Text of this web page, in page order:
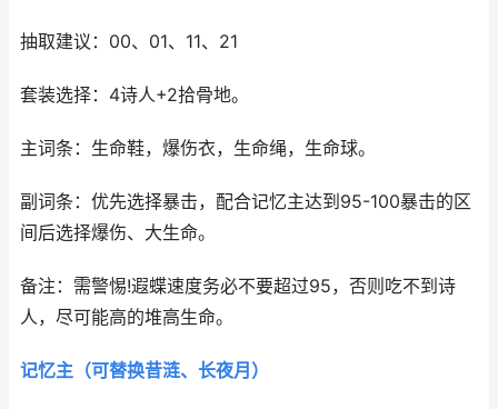
抽取建议：00、01、11、21
套装选择：4诗人+2拾骨地。
主词条：生命鞋，爆伤衣，生命绳，生命球。
副词条：优先选择暴击，配合记忆主达到95-100暴击的区
间后选择爆伤、大生命。
备注：需警惕!遐蝶速度务必不要超过95，否则吃不到诗
人，尽可能高的堆高生命。
记忆主 （可替换昔涟、长夜月）